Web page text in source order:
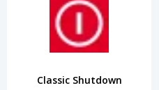
Classic Shutdown